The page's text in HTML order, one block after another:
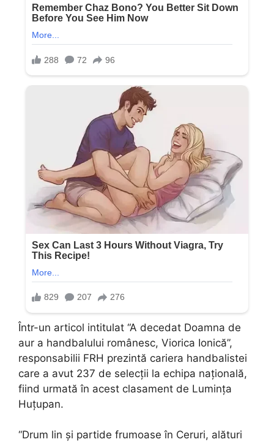
Într-un articol intitulat “A decedat Doamna de
aur a handbalului românesc, Viorica Ionică”,
responsabilii FRH prezintă cariera handbalistei
care a avut 237 de selecții la echipa națională,
fiind urmată în acest clasament de Lumința
Huțupan.
“Drum lin și partide frumoase în Ceruri, alături